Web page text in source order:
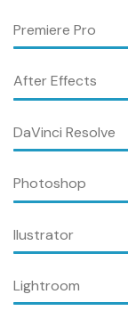
Premiere Pro
After Effects
DaVinci Resolve
Photoshop
Ilustrator
Lightroom